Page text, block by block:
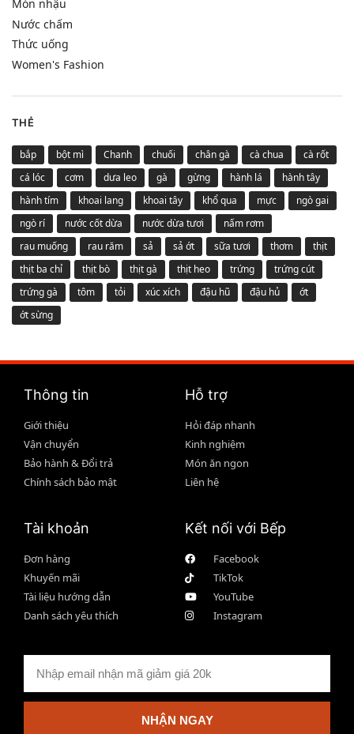
Món nhậu
Nước chấm
Thức uống
Women's Fashion
THẺ
bắp bột mì Chanh chuối chân gà cà chua
cà rốt
cá lóc
cơm dưa leo gà gừng hành lá
hành tây
hành tím
khoai lang khoai tây khổ qua mực
ngò gai
ngò rí
nước cốt dừa nước dừa tươi
nấm rơm
rau muống
rau răm sả sả ớt sữa tươi thơm
thịt
thịt ba chỉ
thịt bò thịt gà thịt heo trứng
trứng cút
trứng gà
tôm tỏi xúc xích đậu hũ đậu hủ
ớt
ớt sừng
Thông tin
Giới thiệu
Vận chuyển
Bảo hành & Đổi trả
Chính sách bảo mật
Hỗ trợ
Hỏi đáp nhanh
Kinh nghiệm
Món ăn ngon
Liên hệ
Tài khoản
Đơn hàng
Khuyến mãi
Tài liệu hướng dẫn
Danh sách yêu thích
Kết nối với Bếp
Facebook
TikTok
YouTube
Instagram
NHẬN NGAY